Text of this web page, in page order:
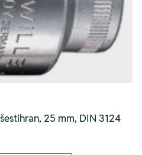
25 mm, DIN 3124